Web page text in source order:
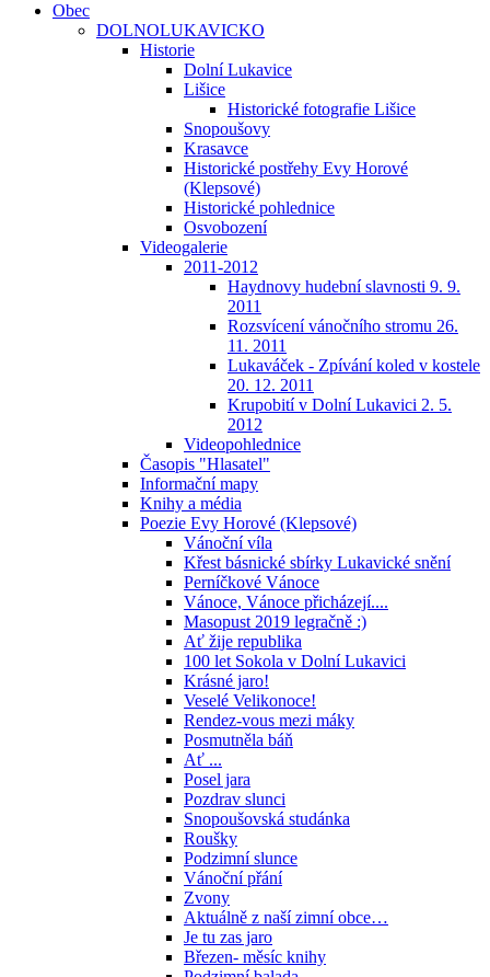
Obec
DOLNOLUKAVICKO
Historie
Dolní Lukavice
Lišice
Historické fotografie Lišice
Snopoušovy
Krasavce
Historické postřehy Evy Horové
(Klepsové)
Historické pohlednice
Osvobození
Videogalerie
2011-2012
Haydnovy hudební slavnosti 9. 9.
2011
Rozsvícení vánočního stromu 26.
11. 2011
Lukaváček - Zpívání koled v kostele
20. 12. 2011
Krupobití v Dolní Lukavici 2. 5.
2012
Videopohlednice
Časopis "Hlasatel"
Informační mapy
Knihy a média
Poezie Evy Horové (Klepsové)
Vánoční víla
Křest básnické sbírky Lukavické snění
Perníčkové Vánoce
Vánoce, Vánoce přicházejí....
Masopust 2019 legračně :)
Ať žije republika
100 let Sokola v Dolní Lukavici
Krásné jaro!
Veselé Velikonoce!
Rendez-vous mezi máky
Posmutněla báň
Ať ...
Posel jara
Pozdrav slunci
Snopoušovská studánka
Roušky
Podzimní slunce
Vánoční přání
Zvony
Aktuálně z naší zimní obce…
Je tu zas jaro
Březen- měsíc knihy